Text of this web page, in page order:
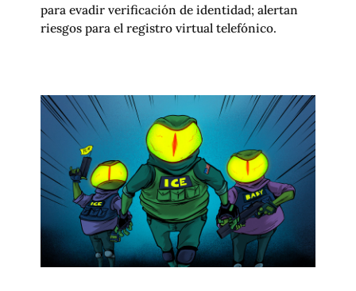
para evadir verificación de identidad; alertan
riesgos para el registro virtual telefónico.